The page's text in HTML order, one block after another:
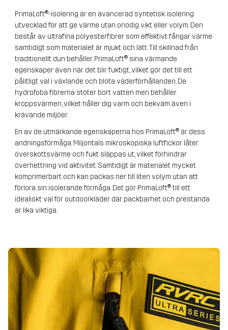
PrimaLoft®-isolering är en avancerad syntetisk isolering
utvecklad för att ge värme utan onödig vikt eller volym. Den
består av ultrafina polyesterfibrer som effektivt fångar värme
samtidigt som materialet är mjukt och lätt. Till skillnad från
traditionellt dun behåller PrimaLoft® sina värmande
egenskaper även när det blir fuktigt, vilket gör det till ett
pålitligt val i växlande och blöta väderförhållanden. De
hydrofoba fibrerna stöter bort vatten men behåller
kroppsvärmen, vilket håller dig varm och bekväm även i
krävande miljöer.
En av de utmärkande egenskaperna hos PrimaLoft® är dess
andningsförmåga. Miljontals mikroskopiska luftfickor låter
överskottsvärme och fukt släppas ut, vilket förhindrar
överhettning vid aktivitet. Samtidigt är materialet mycket
komprimerbart och kan packas ner till liten volym utan att
förlora sin isolerande förmåga. Det gör PrimaLoft® till ett
idealiskt val för outdoorkläder där packbarhet och prestanda
är lika viktiga.